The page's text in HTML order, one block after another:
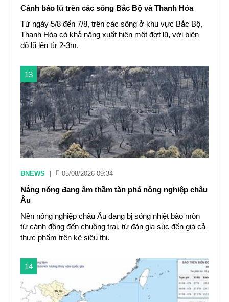
Cảnh báo lũ trên các sông Bắc Bộ và Thanh Hóa
Từ ngày 5/8 đến 7/8, trên các sông ở khu vực Bắc Bộ,
Thanh Hóa có khả năng xuất hiện một đợt lũ, với biên
độ lũ lên từ 2-3m.
13
BNEWS 05/08/2026 09:34
Nắng nóng đang âm thầm tàn phá nông nghiệp châu
Âu
Nền nông nghiệp châu Âu đang bị sóng nhiệt bào mòn
từ cánh đồng đến chuồng trại, từ đàn gia súc đến giá cả
thực phẩm trên kệ siêu thị.
14